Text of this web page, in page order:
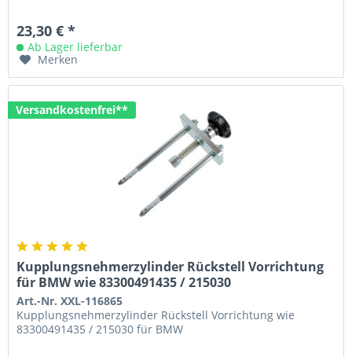
23,30 € *
Ab Lager lieferbar
Merken
Versandkostenfrei**
Kupplungsnehmerzylinder Rückstell Vorrichtung
für BMW wie 83300491435 / 215030
Art.-Nr. XXL-116865
Kupplungsnehmerzylinder Rückstell Vorrichtung wie
83300491435 / 215030 für BMW